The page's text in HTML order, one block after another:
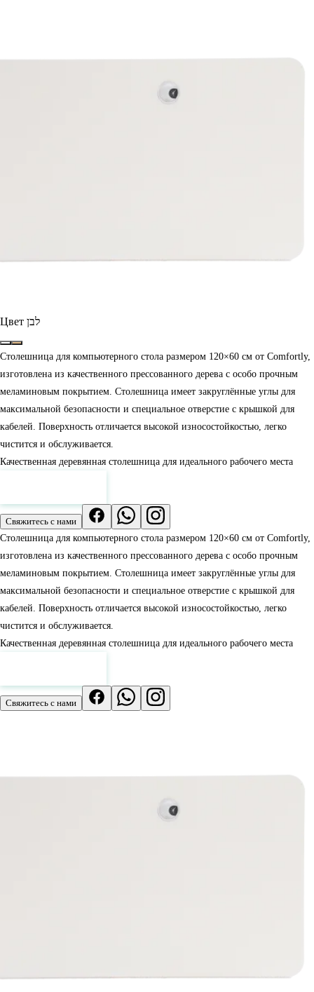
Цвет לבן
Столешница для компьютерного стола размером 120×60 см от Comfortly,
изготовлена из качественного прессованного дерева с особо прочным
меламиновым покрытием. Столешница имеет закруглённые углы для
максимальной безопасности и специальное отверстие с крышкой для
кабелей. Поверхность отличается высокой износостойкостью, легко
чистится и обслуживается.
Качественная деревянная столешница для идеального рабочего места
Свяжитесь с нами
Столешница для компьютерного стола размером 120×60 см от Comfortly,
изготовлена из качественного прессованного дерева с особо прочным
меламиновым покрытием. Столешница имеет закруглённые углы для
максимальной безопасности и специальное отверстие с крышкой для
кабелей. Поверхность отличается высокой износостойкостью, легко
чистится и обслуживается.
Качественная деревянная столешница для идеального рабочего места
Свяжитесь с нами